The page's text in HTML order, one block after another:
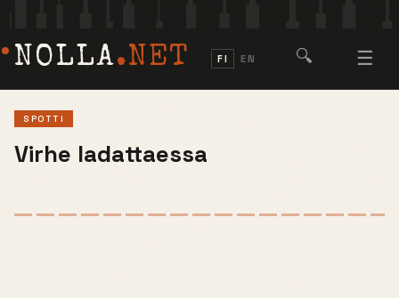
NOLLA.NET FI EN 🔍 ☰
SPOTTI
Virhe ladattaessa